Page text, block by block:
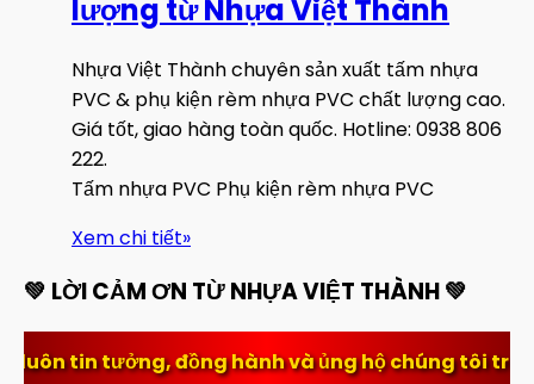
lượng từ Nhựa Việt Thành
Nhựa Việt Thành chuyên sản xuất tấm nhựa
PVC & phụ kiện rèm nhựa PVC chất lượng cao.
Giá tốt, giao hàng toàn quốc. Hotline: 0938 806
222.
Tấm nhựa PVC Phụ kiện rèm nhựa PVC
Xem chi tiết»
💚 LỜI CẢM ƠN TỪ NHỰA VIỆT THÀNH 💚
và ủng hộ chúng tôi trong suốt thời gian